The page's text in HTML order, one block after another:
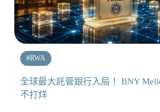
#RWA
全球最大託管銀行入局！ BNY
不打烊